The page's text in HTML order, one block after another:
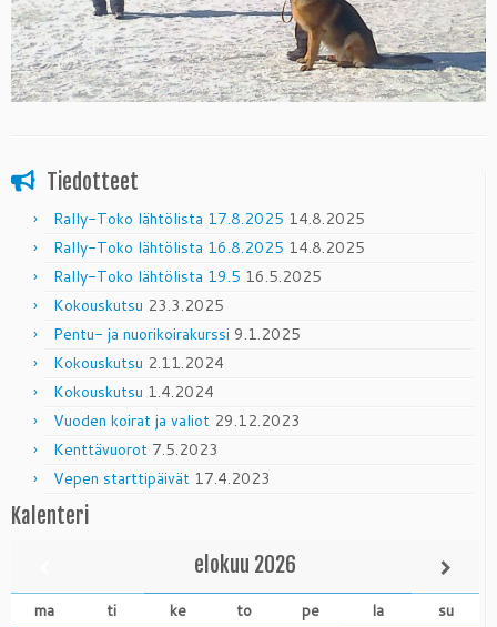
Tiedotteet
Rally-Toko lähtölista 17.8.2025 14.8.2025
Rally-Toko lähtölista 16.8.2025 14.8.2025
Rally-Toko lähtölista 19.5 16.5.2025
Kokouskutsu 23.3.2025
Pentu- ja nuorikoirakurssi 9.1.2025
Kokouskutsu 2.11.2024
Kokouskutsu 1.4.2024
Vuoden koirat ja valiot 29.12.2023
Kenttävuorot 7.5.2023
Vepen starttipäivät 17.4.2023
Kalenteri
elokuu 2026
ma ti ke to pe la
su